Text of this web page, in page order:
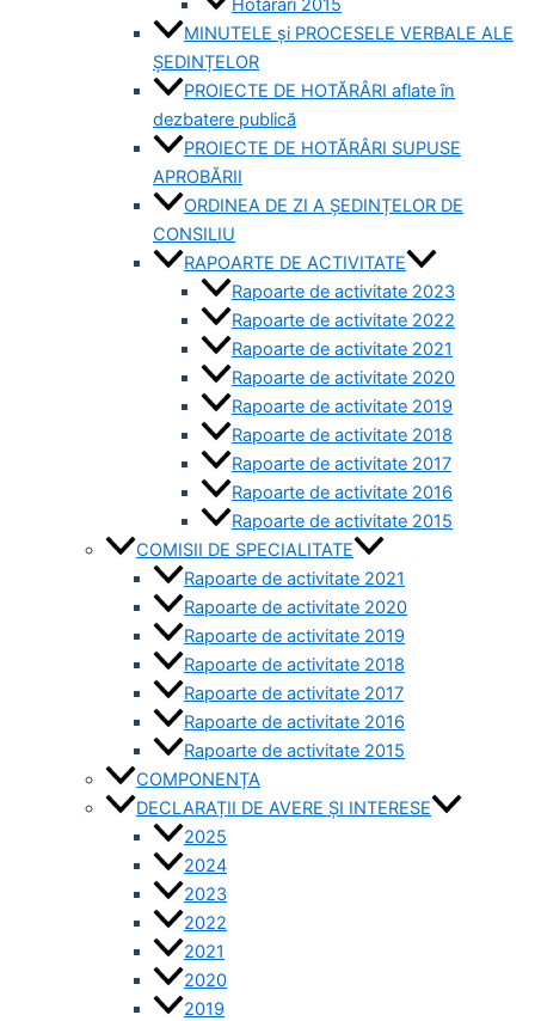
MINUTELE și PROCESELE VERBALE ALE
ȘEDINȚELOR
PROIECTE DE HOTĂRÂRI aflate în
dezbatere publică
PROIECTE DE HOTĂRÂRI SUPUSE
APROBĂRII
ORDINEA DE ZI A ȘEDINȚELOR DE
CONSILIU
RAPOARTE DE ACTIVITATE
Rapoarte de activitate 2023
Rapoarte de activitate 2022
Rapoarte de activitate 2021
Rapoarte de activitate 2020
Rapoarte de activitate 2019
Rapoarte de activitate 2018
Rapoarte de activitate 2017
Rapoarte de activitate 2016
Rapoarte de activitate 2015
COMISII DE SPECIALITATE
Rapoarte de activitate 2021
Rapoarte de activitate 2020
Rapoarte de activitate 2019
Rapoarte de activitate 2018
Rapoarte de activitate 2017
Rapoarte de activitate 2016
Rapoarte de activitate 2015
COMPONENȚA
DECLARAȚII DE AVERE ȘI INTERESE
2025
2024
2023
2022
2021
2020
2019